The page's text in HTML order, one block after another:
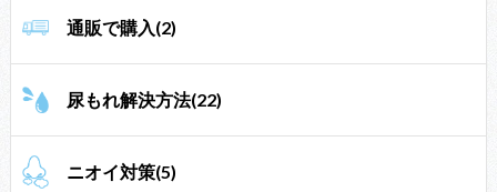
通販で購入(2)
尿もれ解決方法(22)
ニオイ対策(5)